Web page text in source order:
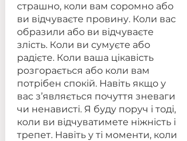
страшно, коли вам соромно або
ви відчуваєте провину. Коли вас
образили або ви відчуваєте
злість. Коли ви сумуєте або
радієте. Коли ваша цікавість
розгорається або коли вам
потрібен спокій. Навіть якщо у
вас з’являється почуття зневаги
чи ненависті. Я буду поруч і тоді,
коли ви відчуватимете ніжність і
трепет. Навіть у ті моменти, коли